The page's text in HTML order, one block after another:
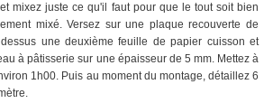
mixez juste ce qu'il faut pour que le tout soit bien
mixé. Versez sur une plaque recouverte de
une deuxième feuille de papier cuisson et
à pâtisserie sur une épaisseur de 5 mm. Mettez à
1h00. Puis au moment du montage, détaillez 6